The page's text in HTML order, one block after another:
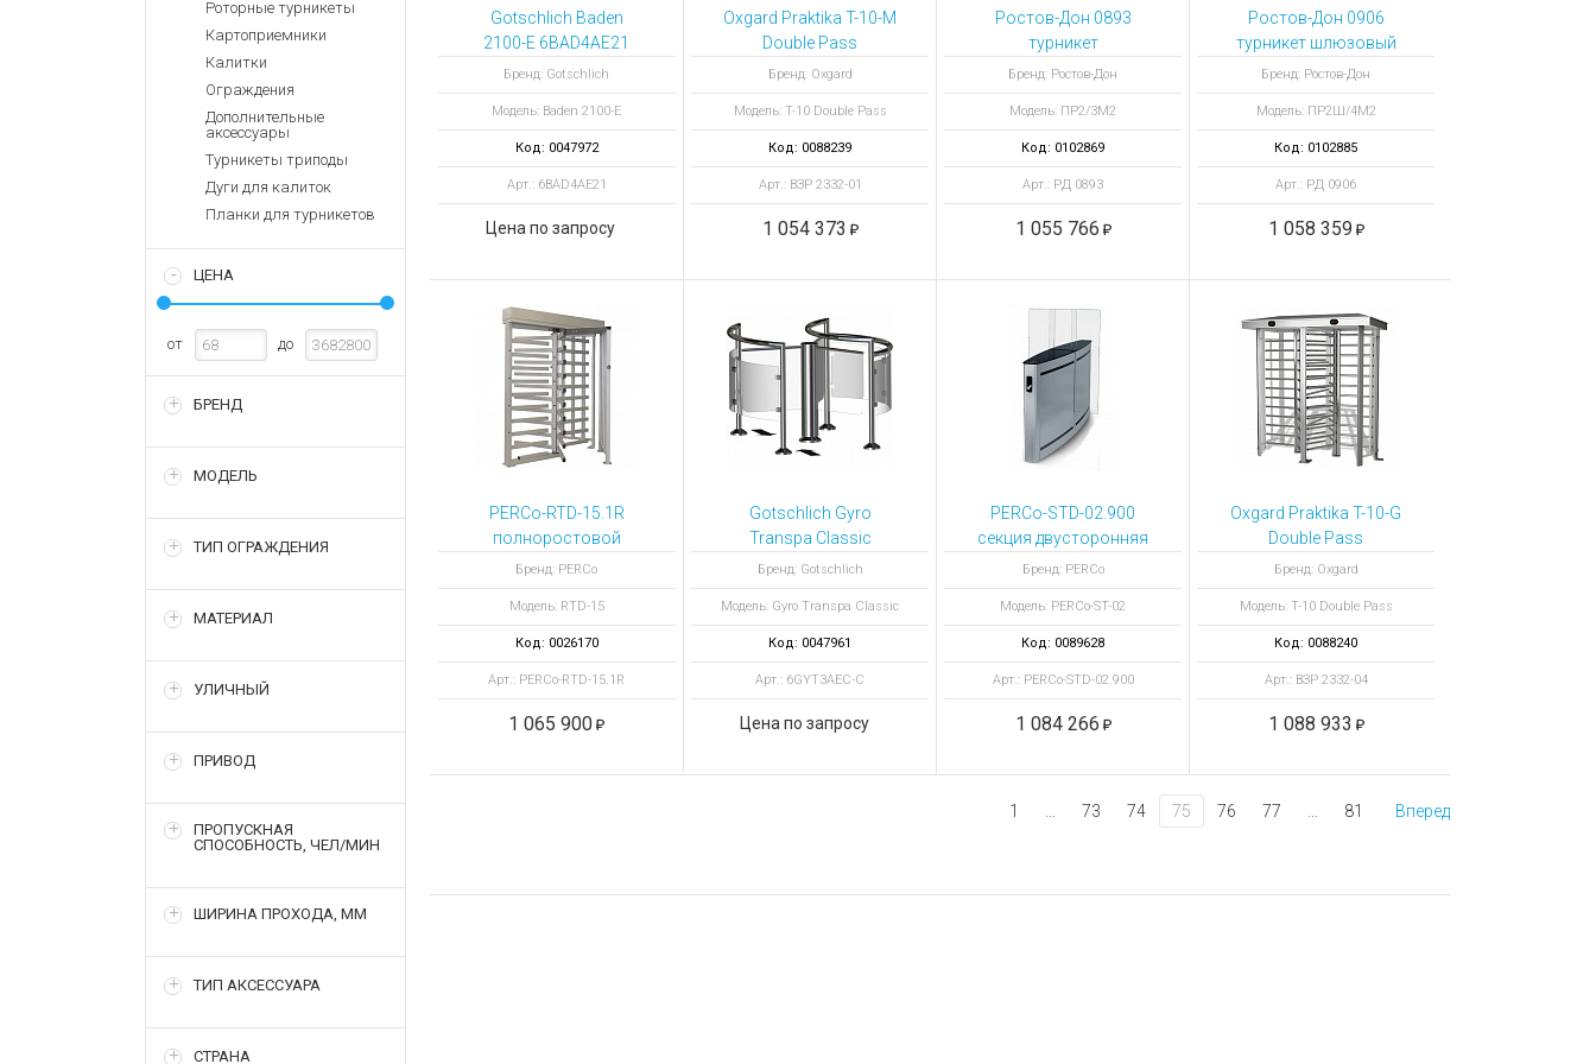
Запасные
Терминалы
оплаты
Зарядные устройства для ноутбуков
Архивные товары
Роторные турникеты
Картоприемники
Калитки
Ограждения
Дополнительные
аксессуары
Турникеты триподы
Дуги для калиток
Планки для турникетов
ЦЕНА
от до
БРЕНД
МОДЕЛЬ
ТИП ОГРАЖДЕНИЯ
МАТЕРИАЛ
УЛИЧНЫЙ
ПРИВОД
ПРОПУСКНАЯ
СПОСОБНОСТЬ, ЧЕЛ/МИН
ШИРИНА ПРОХОДА, ММ
ТИП АКСЕССУАРА
СТРАНА
Gotschlich Baden
2100-E 6BAD4AE21
полноростовой
турникет
Бренд: Gotschlich
Модель: Baden 2100-E
Код: 0047972
Арт.: 6BAD4AE21
Цена по запросу
Oxgard Praktika T-10-M
Double Pass
полноростовой
турникет
Бренд: Oxgard
Модель: T-10 Double Pass
Код: 0088239
Арт.: ВЗР 2332-01
1 054 373
Ростов-Дон 0893
турникет
электромеханический
двухпроходной
ПР2/3М2 У
Бренд: Ростов-Дон
Модель: ПР2/3М2
Код: 0102869
Арт.: РД 0893
1 055 766
Ростов-Дон 0906
турникет шлюзовый
электромеханический
ПР2Ш/4М2
Бренд: Ростов-Дон
Модель: ПР2Ш/4М2
Код: 0102885
Арт.: РД 0906
1 058 359
PERCo-RTD-15.1R
полноростовой
турникет
электромоторный
Бренд: PERCo
Модель: RTD-15
Код: 0026170
Арт.: PERCo-RTD-15.1R
1 065 900
Gotschlich Gyro
Transpa Classic
6GYT3AEC-C
роторный турникет
Бренд: Gotschlich
Модель: Gyro Transpa Classic
Код: 0047961
Арт.: 6GYT3AEC-C
Цена по запросу
PERCo-STD-02.900
секция двусторонняя
Скоростной проход с
шириной прохода 900
мм
Бренд: PERCo
Модель: PERCo-ST-02
Код: 0089628
Арт.: PERCo-STD-02.900
1 084 266
Oxgard Praktika T-10-G
Double Pass
полноростовой
турникет
Бренд: Oxgard
Модель: T-10 Double Pass
Код: 0088240
Арт.: ВЗР 2332-04
1 088 933
1 73 74 75 76 77 81 Вперед